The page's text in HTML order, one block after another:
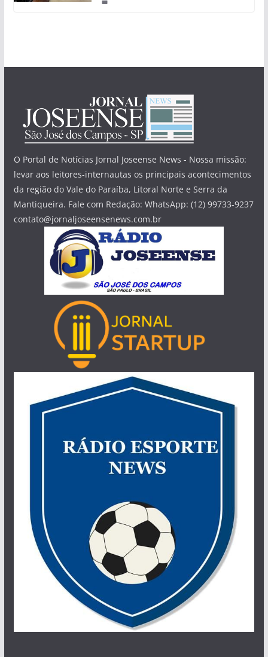
O Portal de Notícias Jornal Joseense News - Nossa missão:
levar aos leitores-internautas os principais acontecimentos
da região do Vale do Paraíba, Litoral Norte e Serra da
Mantiqueira. Fale com Redação: WhatsApp: (12) 99733-9237
contato@jornaljoseensenews.com.br